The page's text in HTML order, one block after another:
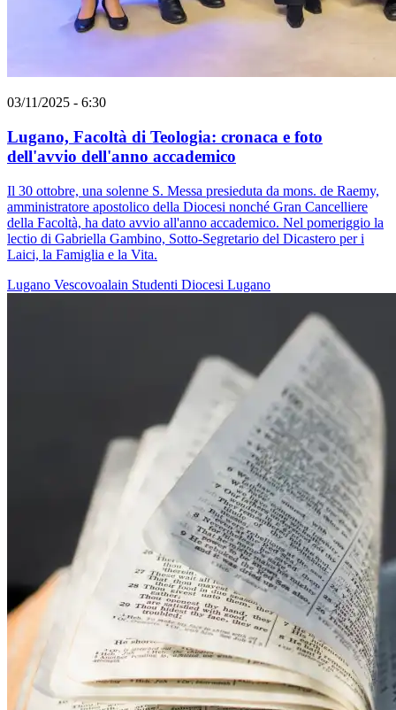
03/11/2025 - 6:30
Lugano, Facoltà di Teologia: cronaca e foto
dell'avvio dell'anno accademico
Il 30 ottobre, una solenne S. Messa presieduta da mons. de Raemy,
amministratore apostolico della Diocesi nonché Gran Cancelliere
della Facoltà, ha dato avvio all'anno accademico. Nel pomeriggio la
lectio di Gabriella Gambino, Sotto-Segretario del Dicastero per i
Laici, la Famiglia e la Vita.
Lugano Vescovoalain Studenti Diocesi Lugano